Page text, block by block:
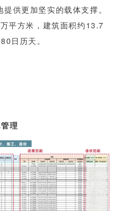
供更加坚实的载体支撑。
平方米，建筑面积约13.7
日历天。
理